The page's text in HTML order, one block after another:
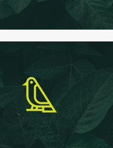
le tour de la forêt en tyrolienne.